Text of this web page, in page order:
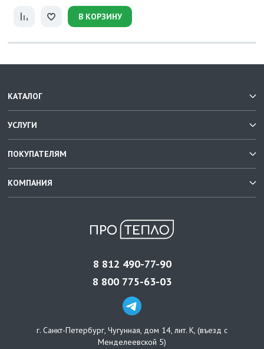
В КОРЗИНУ
КАТАЛОГ
УСЛУГИ
ПОКУПАТЕЛЯМ
КОМПАНИЯ
8 812 490-77-90
8 800 775-63-03
г. Санкт-Петербург, Чугунная, дом 14, лит. К, (въезд с
Менделеевской 5)